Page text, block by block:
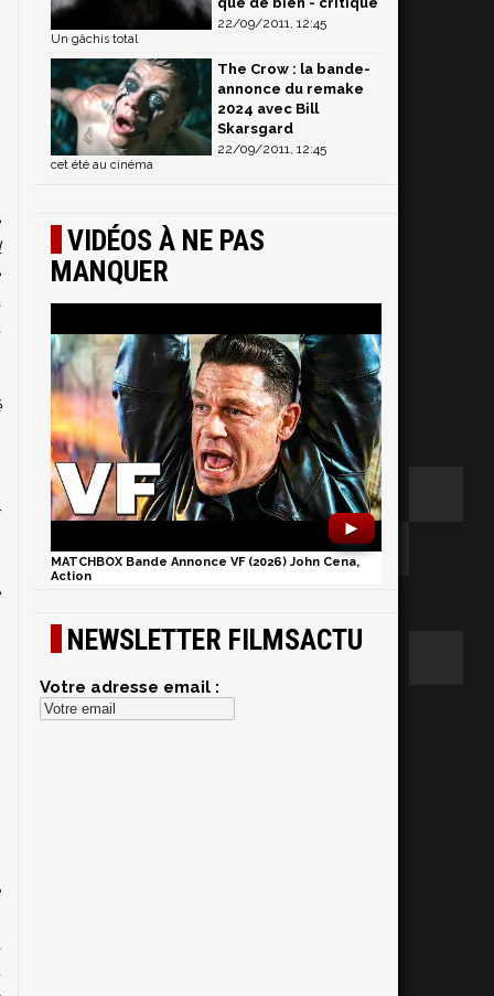
22/09/2011, 12:45
Un gâchis total
The Crow : la bande-
annonce du remake
2024 avec Bill
Skarsgard
22/09/2011, 12:45
cet été au cinéma
VIDÉOS À NE PAS
MANQUER
►
MATCHBOX Bande Annonce VF (2026) John Cena,
Action
NEWSLETTER FILMSACTU
Votre adresse email :